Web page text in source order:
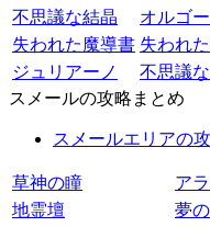
不思議な結晶
オルゴ
失われた魔導書 失われ
ジュリアーノ
不思議
スメールの攻略まとめ
スメールエリアの
草神の瞳
ア
地霊壇
夢